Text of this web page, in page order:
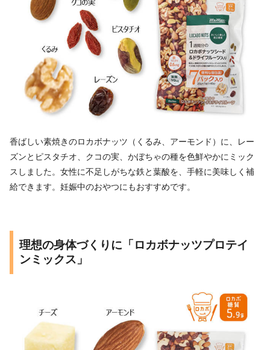
香ばしい素焼きのロカボナッツ（くるみ、アーモンド）に、レー
ズンとピスタチオ、クコの実、かぼちゃの種を色鮮やかにミック
スしました。女性に不足しがちな鉄と葉酸を、手軽に美味しく補
給できます。妊娠中のおやつにもおすすめです。
理想の身体づくりに「ロカボナッツプロテイ
ンミックス」